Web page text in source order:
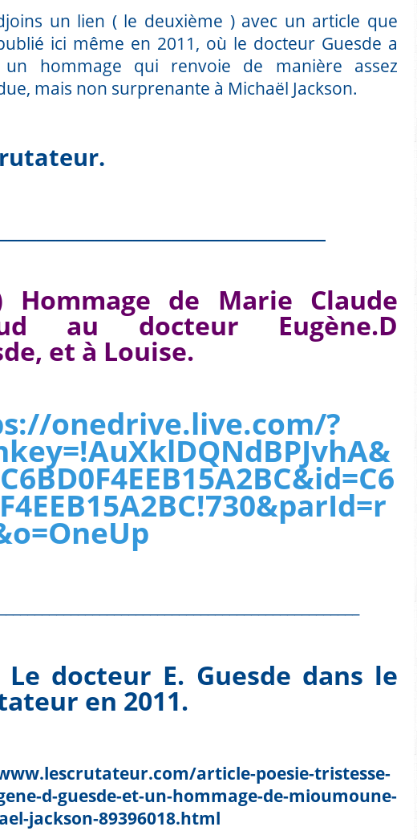
un lien ( le deuxième ) avec un article que
ici même en 2011, où le docteur Guesde a
un hommage qui renvoie de manière assez
mais non surprenante à Michaël Jackson.
de Marie Claude
au docteur Eugène.D
et à Louise.
onedrive.live.com/?
docteur E. Guesde dans le
en 2011.
article-poesie-tristesse-
d-guesde-et-un-hommage-de-mioumoune-
jackson-89396018.html